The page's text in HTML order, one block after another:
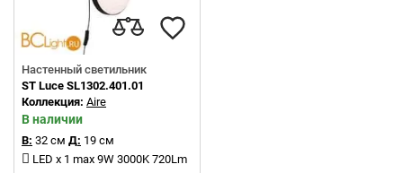
Настенный светильник
ST Luce SL1302.401.01
Коллекция: Aire
В наличии
В: 32 см Д: 19 см
LED x 1 max 9W 3000K 720Lm